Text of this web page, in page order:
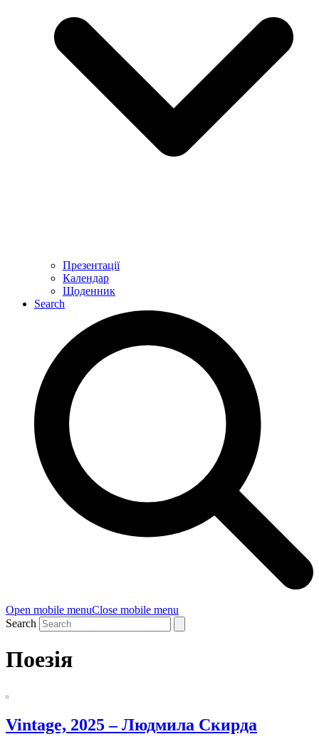
Презентації
Календар
Щоденник
Search
Open mobile menuClose mobile menu
Search
Поезія
Vintage, 2025 – Людмила Скирда